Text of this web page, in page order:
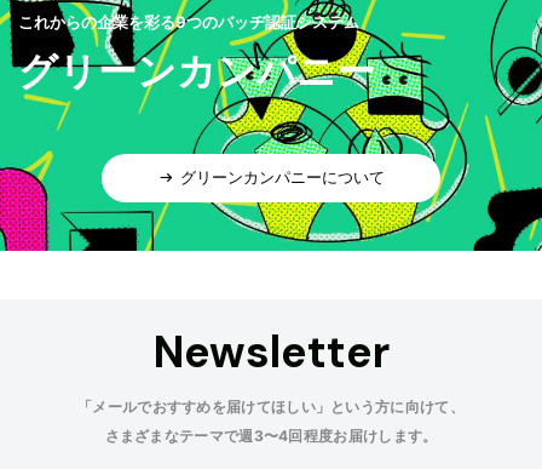
これからの企業を彩る9つのバッヂ認証システム
グリーンカンパニー
グリーンカンパニーについて
Newsletter
「メールでおすすめを届けてほしい」という方に向けて、
さまざまなテーマで週3〜4回程度お届けします。